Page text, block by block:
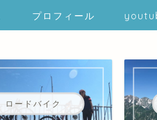
プロフィール
ロードバイク